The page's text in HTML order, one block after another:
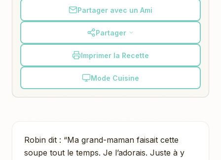
Partager avec un Ami
Partager
Imprimer la Recette
Mode Cuisine
Robin dit : “Ma grand-maman faisait cette
soupe tout le temps. Je l’adorais. Juste à y